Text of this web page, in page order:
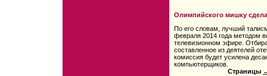
Олимпийского мишку
По его словам, лучший
февраля 2014 года методом
телевизионном эфире.
составленное из деятелей
комиссия будет усилена
компьютерщиков.
Страницы